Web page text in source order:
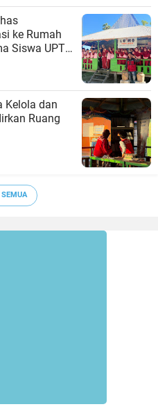
ke Rumah
Siswa UPT
Kelola dan
Ruang
SEMUA